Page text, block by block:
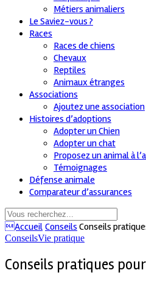
Métiers animaliers
Le Saviez-vous ?
Races
Races de chiens
Chevaux
Reptiles
Animaux étranges
Associations
Ajoutez une association
Histoires d’adoptions
Adopter un Chien
Adopter un chat
Proposez un animal à
Témoignages
Défense animale
Comparateur d’assurances
Accueil Conseils Conseils
ConseilsVie pratique
Conseils pratiques